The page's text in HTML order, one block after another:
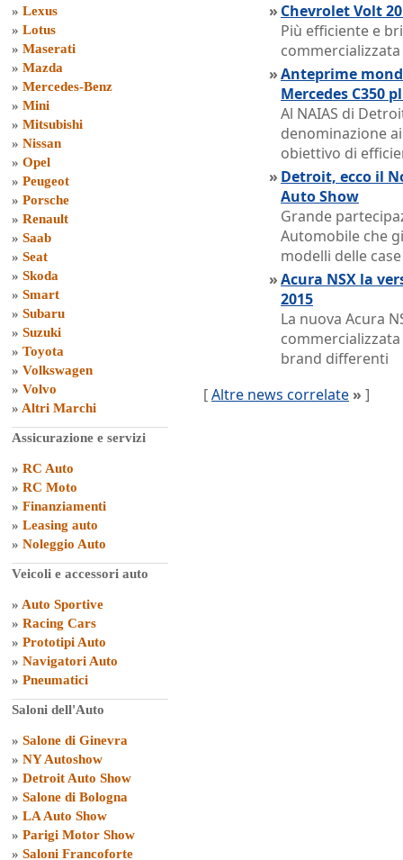
» Lexus
» Lotus
» Maserati
» Mazda
» Mercedes-Benz
» Mini
» Mitsubishi
» Nissan
» Opel
» Peugeot
» Porsche
» Renault
» Saab
» Seat
» Skoda
» Smart
» Subaru
» Suzuki
» Toyota
» Volkswagen
» Volvo
» Altri Marchi
Assicurazione e servizi
» RC Auto
» RC Moto
» Finanziamenti
» Leasing auto
» Noleggio Auto
Veicoli e accessori auto
» Auto Sportive
» Racing Cars
» Prototipi Auto
» Navigatori Auto
» Pneumatici
Saloni dell'Auto
» Salone di Ginevra
» NY Autoshow
» Detroit Auto Show
» Salone di Bologna
» LA Auto Show
» Parigi Motor Show
» Saloni Francoforte
» Chevrolet Volt
Più efficiente e
»Anteprime
Mercedes C350
Al NAIAS di
denominazione
obiettivo di
» Detroit, ecco il
Auto Show
Grande
Automobile che
modelli delle
»Acura NSX la
2015
La nuova Acura
brand differenti
[Altre news correlate » ]